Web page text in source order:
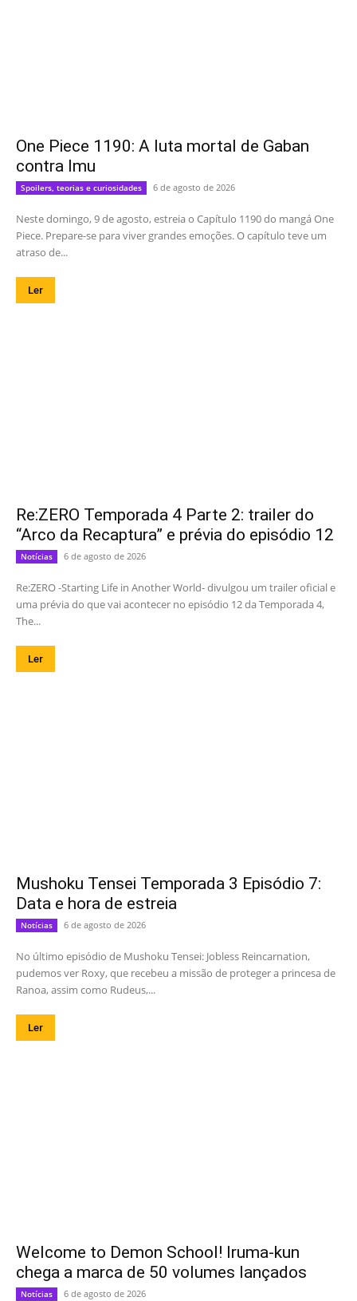
One Piece 1190: A luta mortal de Gaban
contra Imu
Spoilers, teorias e curiosidades 6 de agosto de 2026
Neste domingo, 9 de agosto, estreia o Capítulo 1190 do mangá One
Piece. Prepare-se para viver grandes emoções. O capítulo teve um
atraso de...
Ler
Re:ZERO Temporada 4 Parte 2: trailer do
“Arco da Recaptura” e prévia do episódio 12
Notícias 6 de agosto de 2026
Re:ZERO -Starting Life in Another World- divulgou um trailer oficial e
uma prévia do que vai acontecer no episódio 12 da Temporada 4,
The...
Ler
Mushoku Tensei Temporada 3 Episódio 7:
Data e hora de estreia
Notícias 6 de agosto de 2026
No último episódio de Mushoku Tensei: Jobless Reincarnation,
pudemos ver Roxy, que recebeu a missão de proteger a princesa de
Ranoa, assim como Rudeus,...
Ler
Welcome to Demon School! Iruma-kun
chega a marca de 50 volumes lançados
Notícias 6 de agosto de 2026